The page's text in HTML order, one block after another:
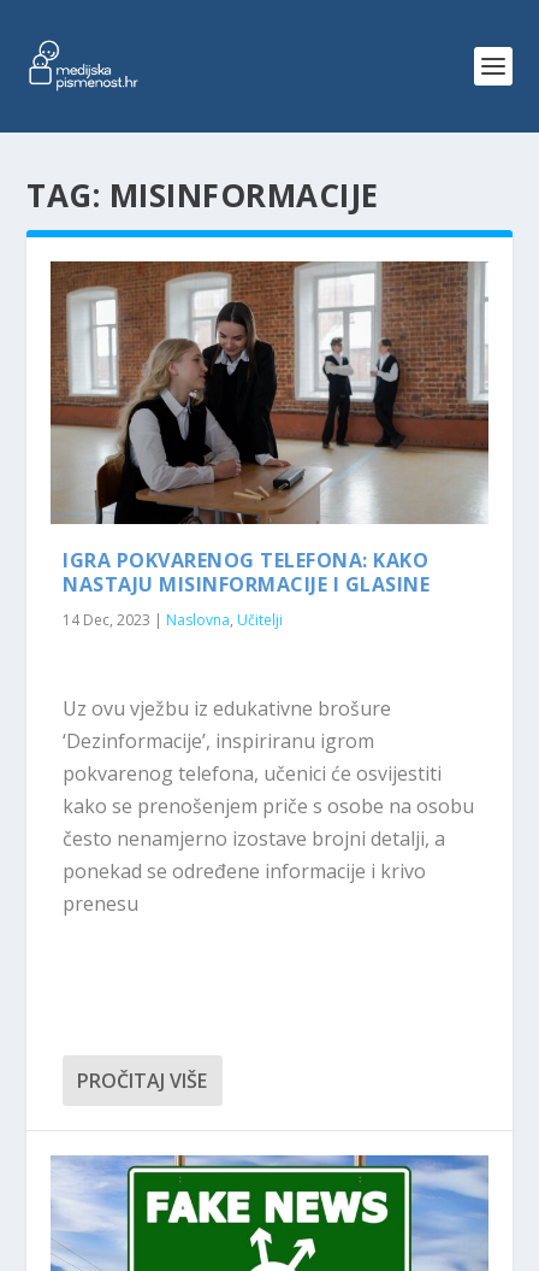
TAG: MISINFORMACIJE
IGRA POKVARENOG TELEFONA: KAKO
NASTAJU MISINFORMACIJE I GLASINE
14 Dec, 2023 | Naslovna, Učitelji
Uz ovu vježbu iz edukativne brošure
‘Dezinformacije’, inspiriranu igrom
pokvarenog telefona, učenici će osvijestiti
kako se prenošenjem priče s osobe na osobu
često nenamjerno izostave brojni detalji, a
ponekad se određene informacije i krivo
prenesu
PROČITAJ VIŠE